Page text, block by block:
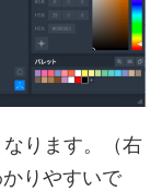
ります。（右
りやすいで